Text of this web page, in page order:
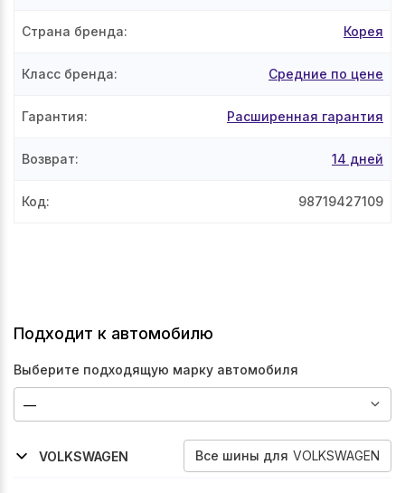
Страна бренда: Корея
Класс бренда: Средние по цене
Гарантия: Расширенная гарантия
Возврат: 14 дней
Код: 98719427109
Подходит к автомобилю
Выберите подходящую марку автомобиля
VOLKSWAGEN Все шины для VOLKSWAGEN